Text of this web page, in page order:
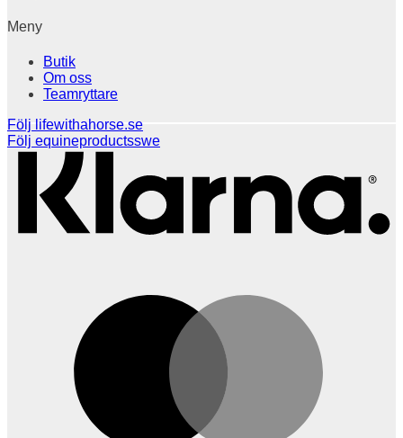
Meny
Butik
Om oss
Teamryttare
Följ lifewithahorse.se
Följ equineproductsswe